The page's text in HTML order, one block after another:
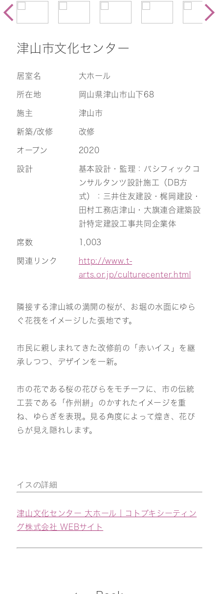
津山市文化センター
居室名
大ホール
所在地
岡山県津山市山下68
施主
津山市
新築/改修
改修
オープン
2020
設計
基本設計・監理：パシフィックコ
ンサルタンツ設計施工（DB方
式）：三井住友建設・梶岡建設・
田村工務店津山・大旗連合建築設
計特定建設工事共同企業体
席数
1,003
関連リンク
http://www.t-
arts.or.jp/culturecenter.html
隣接する津山城の満開の桜が、お堀の水面にゆら
ぐ花筏をイメージした張地です。
市民に親しまれてきた改修前の「赤いイス」を継
承しつつ、デザインを一新。
市の花である桜の花びらをモチーフに、市の伝統
工芸である「作州絣」のかすれたイメージを重
ね、ゆらぎを表現。見る角度によって煌き、花び
らが見え隠れします。
イスの詳細
津山文化センター 大ホール｜コトブキシーティン
グ株式会社 WEBサイト